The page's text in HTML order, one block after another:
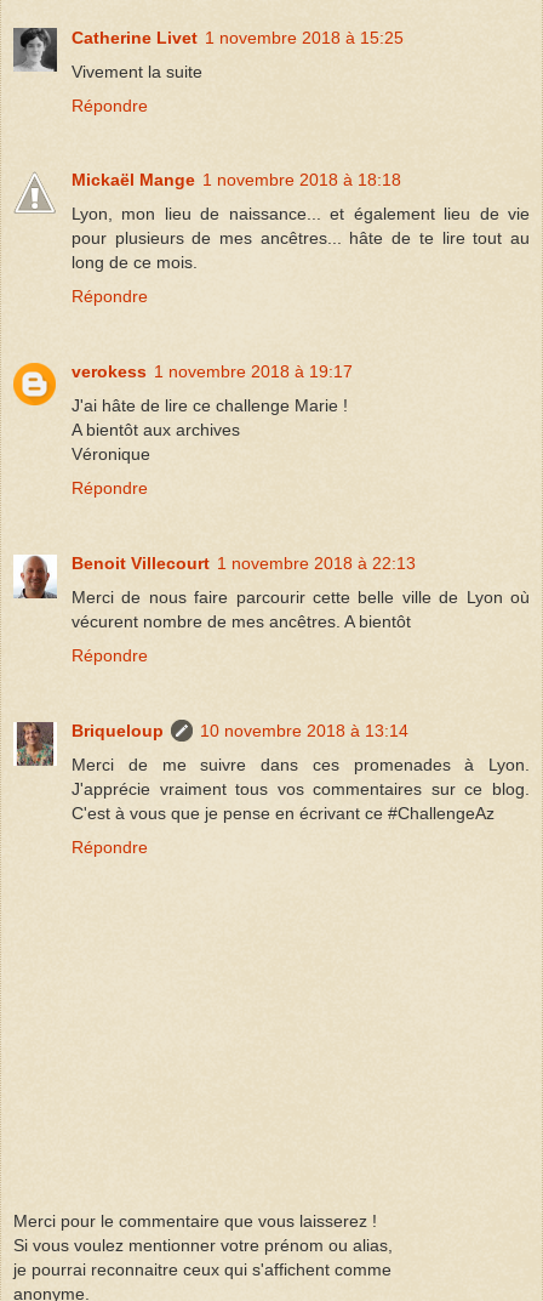
Catherine Livet 1 novembre 2018 à 15:25
Vivement la suite
Répondre
Mickaël Mange 1 novembre 2018 à 18:18
Lyon, mon lieu de naissance... et également lieu de vie
pour plusieurs de mes ancêtres... hâte de te lire tout au
long de ce mois.
Répondre
verokess 1 novembre 2018 à 19:17
J'ai hâte de lire ce challenge Marie !
A bientôt aux archives
Véronique
Répondre
Benoit Villecourt 1 novembre 2018 à 22:13
Merci de nous faire parcourir cette belle ville de Lyon où
vécurent nombre de mes ancêtres. A bientôt
Répondre
Briqueloup
10 novembre 2018 à 13:14
Merci de me suivre dans ces promenades à Lyon.
J'apprécie vraiment tous vos commentaires sur ce blog.
C'est à vous que je pense en écrivant ce #ChallengeAz
Répondre
Merci pour le commentaire que vous laisserez !
Si vous voulez mentionner votre prénom ou alias,
je pourrai reconnaitre ceux qui s'affichent comme
anonyme.